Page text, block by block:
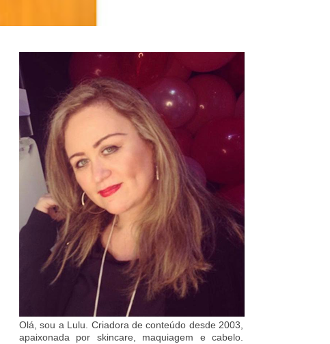
Olá, sou a Lulu. Criadora de conteúdo desde 2003,
apaixonada por skincare, maquiagem e cabelo.